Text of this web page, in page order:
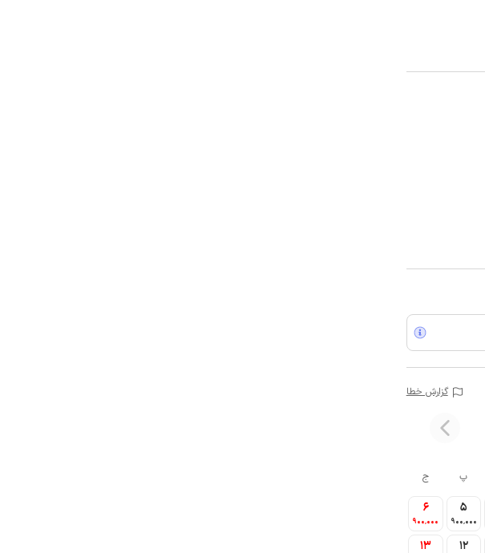
گزارش خطا
پ ج
5
900٬000
6
900٬000
12
13